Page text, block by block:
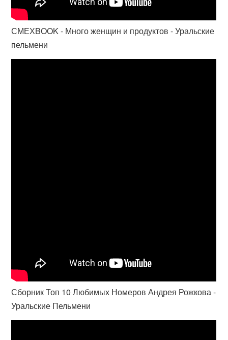
СМЕХBOOK - Много женщин и продуктов - Уральские
пельмени
Сборник Топ 10 Любимых Номеров Андрея Рожкова -
Уральские Пельмени